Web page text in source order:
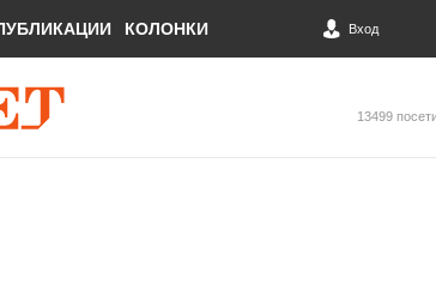
КОЛОНКИ Вход
13499